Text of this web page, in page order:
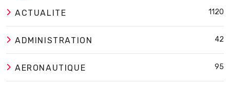
ACTUALITE 1120
ADMINISTRATION 42
AERONAUTIQUE 95